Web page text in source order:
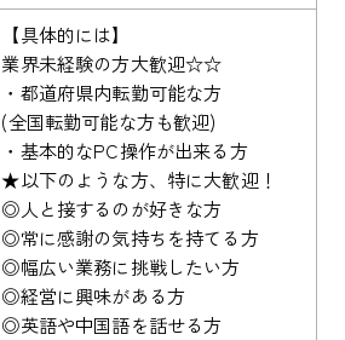
【具体的には】
業界未経験の方大歓迎☆☆
・都道府県内転勤可能な方
(全国転勤可能な方も歓迎)
・基本的なPC操作が出来る方
★以下のような方、特に大歓迎！
◎人と接するのが好きな方
◎常に感謝の気持ちを持てる方
◎幅広い業務に挑戦したい方
◎経営に興味がある方
◎英語や中国語を話せる方